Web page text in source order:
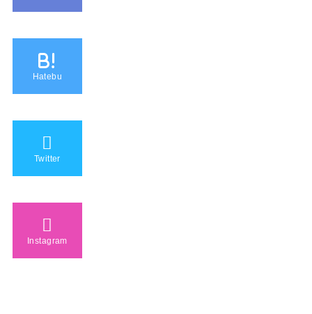
B!
Hatebu
Twitter
Instagram